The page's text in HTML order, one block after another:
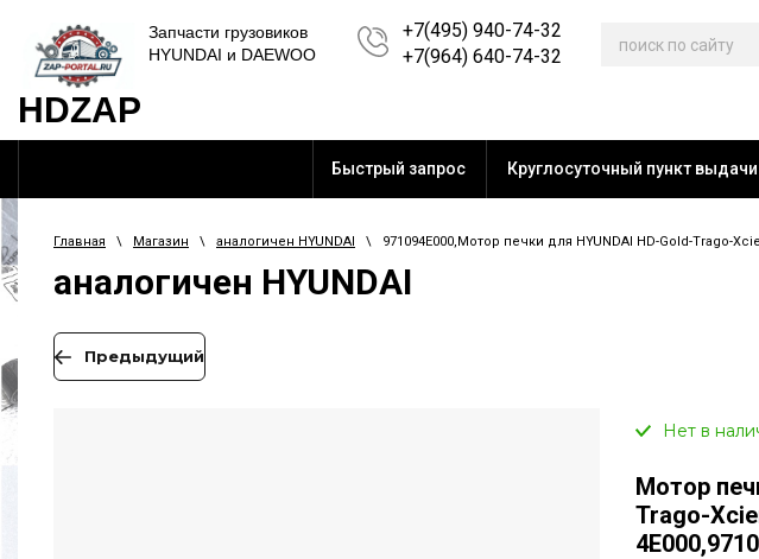
HDZAP
Запчасти грузовиков
HYUNDAI и DAEWOO
+7(495) 940-74-32
+7(964) 640-74-32
Быстрый запрос Круглосуточный пункт выдачи
Главная \ Магазин \ аналогичен HYUNDAI \ 971094E000,Мотор печки для HYUNDAI HD-Gold-Trago-
аналогичен HYUNDAI
Предыдущий
Нет в
Мотор
Trago-